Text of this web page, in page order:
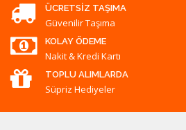
ÜCRETSIZ TAŞIMA
Güvenilir Taşıma
KOLAY ÖDEME
Nakit & Kredi Kartı
TOPLU ALIMLARDA
Süpriz Hediyeler